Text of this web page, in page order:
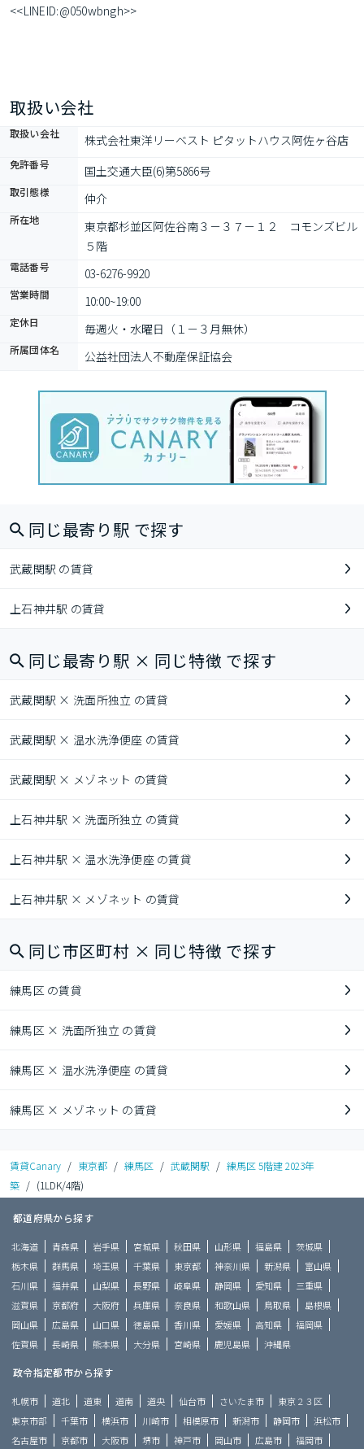
<<LINEID:@050wbngh>>
取扱い会社
取扱い会社 株式会社東洋リーベスト ピタットハウス阿佐ヶ谷店
免許番号 国土交通大臣(6)第5866号
取引態様 仲介
所在地
東京都杉並区阿佐谷南３－３７－１２　コモンズビル
５階
電話番号 03-6276-9920
営業時間 10:00~19:00
定休日 毎週火・水曜日（１－３月無休）
所属団体名 公益社団法人不動産保証協会
同じ最寄り駅 で探す
武蔵関駅 の賃貸
上石神井駅 の賃貸
同じ最寄り駅 × 同じ特徴 で探す
武蔵関駅 × 洗面所独立 の賃貸
武蔵関駅 × 温水洗浄便座 の賃貸
武蔵関駅 × メゾネット の賃貸
上石神井駅 × 洗面所独立 の賃貸
上石神井駅 × 温水洗浄便座 の賃貸
上石神井駅 × メゾネット の賃貸
同じ市区町村 × 同じ特徴 で探す
練馬区 の賃貸
練馬区 × 洗面所独立 の賃貸
練馬区 × 温水洗浄便座 の賃貸
練馬区 × メゾネット の賃貸
賃貸Canary / 東京都 / 練馬区 / 武蔵関駅 / 練馬区 5階建 2023年
築 / (1LDK/4階)
都道府県から探す
北海道 青森県 岩手県 宮城県 秋田県 山形県 福島県
茨城県
栃木県
群馬県 埼玉県 千葉県 東京都 神奈川県 新潟県
富山県
石川県
福井県 山梨県 長野県 岐阜県 静岡県 愛知県
三重県
滋賀県
京都府 大阪府 兵庫県 奈良県 和歌山県 鳥取県
島根県
岡山県
広島県 山口県 徳島県 香川県 愛媛県 高知県
福岡県
佐賀県
長崎県 熊本県 大分県 宮崎県 鹿児島県 沖縄県
政令指定都市から探す
札幌市 道北 道東 道南 道央 仙台市 さいたま市
東京２３区
東京市部
千葉市 横浜市 川崎市 相模原市 新潟市 静岡市
浜松市
名古屋市
京都市 大阪市 堺市 神戸市 岡山市 広島市 福岡市